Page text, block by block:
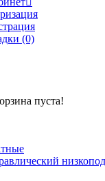
(0)
пуста!